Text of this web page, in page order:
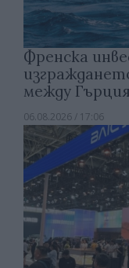
Френска
между
06.08.2026 / 17:06